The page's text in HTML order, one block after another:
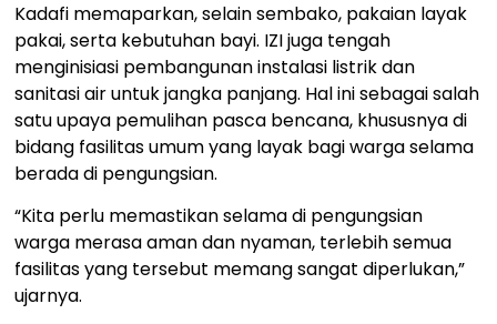
Kadafi memaparkan, selain sembako, pakaian layak
pakai, serta kebutuhan bayi. IZI juga tengah
menginisiasi pembangunan instalasi listrik dan
sanitasi air untuk jangka panjang. Hal ini sebagai salah
satu upaya pemulihan pasca bencana, khususnya di
bidang fasilitas umum yang layak bagi warga selama
berada di pengungsian.
“Kita perlu memastikan selama di pengungsian
warga merasa aman dan nyaman, terlebih semua
fasilitas yang tersebut memang sangat diperlukan,”
ujarnya.